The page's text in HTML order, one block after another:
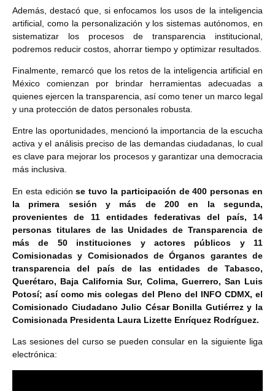
Además, destacó que, si enfocamos los usos de la inteligencia
artificial, como la personalización y los sistemas autónomos, en
sistematizar los procesos de transparencia institucional,
podremos reducir costos, ahorrar tiempo y optimizar resultados.
Finalmente, remarcó que los retos de la inteligencia artificial en
México comienzan por brindar herramientas adecuadas a
quienes ejercen la transparencia, así como tener un marco legal
y una protección de datos personales robusta.
Entre las oportunidades, mencionó la importancia de la escucha
activa y el análisis preciso de las demandas ciudadanas, lo cual
es clave para mejorar los procesos y garantizar una democracia
más inclusiva.
En esta ediciónse tuvo la participación de 400 personas en
la primera sesión y más de 200 en la segunda,
provenientes de 11 entidades federativas del país, 14
personas titulares de las Unidades de Transparencia de
más de 50 instituciones y actores públicos y 11
Comisionadas y Comisionados de Órganos garantes de
transparencia del país de las entidades de Tabasco,
Querétaro, Baja California Sur, Colima, Guerrero, San Luis
Potosí; así como mis colegas del Pleno del INFO CDMX, el
Comisionado Ciudadano Julio César Bonilla Gutiérrez y la
Comisionada Presidenta Laura Lizette Enríquez Rodríguez.
Las sesiones del curso se pueden consular en la siguiente liga
electrónica: